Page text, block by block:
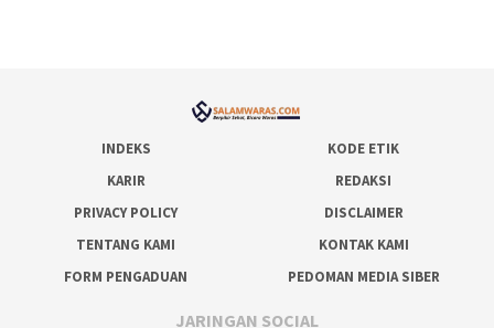
INDEKS
KODE ETIK
KARIR
REDAKSI
PRIVACY POLICY
DISCLAIMER
TENTANG KAMI
KONTAK KAMI
FORM PENGADUAN
PEDOMAN MEDIA SIBER
JARINGAN SOCIAL